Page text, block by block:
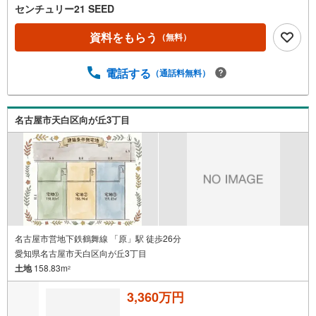
センチュリー21 SEED
資料をもらう （無料）
電話する （通話料無料）
名古屋市天白区向が丘3丁目
名古屋市営地下鉄鶴舞線 「原」駅 徒歩26分
愛知県名古屋市天白区向が丘3丁目
土地158.83m2
3,360万円